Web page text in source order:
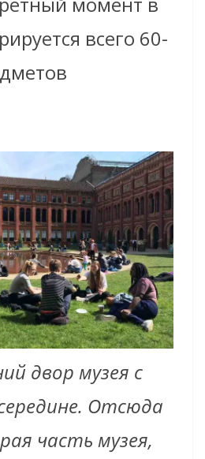
всего 60-
двор музея с
Отсюда
часть музея,